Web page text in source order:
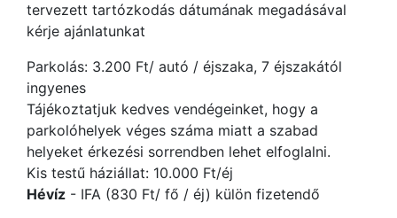
tervezett tartózkodás dátumának megadásával
kérje ajánlatunkat
Parkolás: 3.200 Ft/ autó / éjszaka, 7 éjszakától
ingyenes
Tájékoztatjuk kedves vendégeinket, hogy a
parkolóhelyek véges száma miatt a szabad
helyeket érkezési sorrendben lehet elfoglalni.
Kis testű háziállat: 10.000 Ft/éj
Hévíz - IFA (830 Ft/ fő / éj) külön fizetendő